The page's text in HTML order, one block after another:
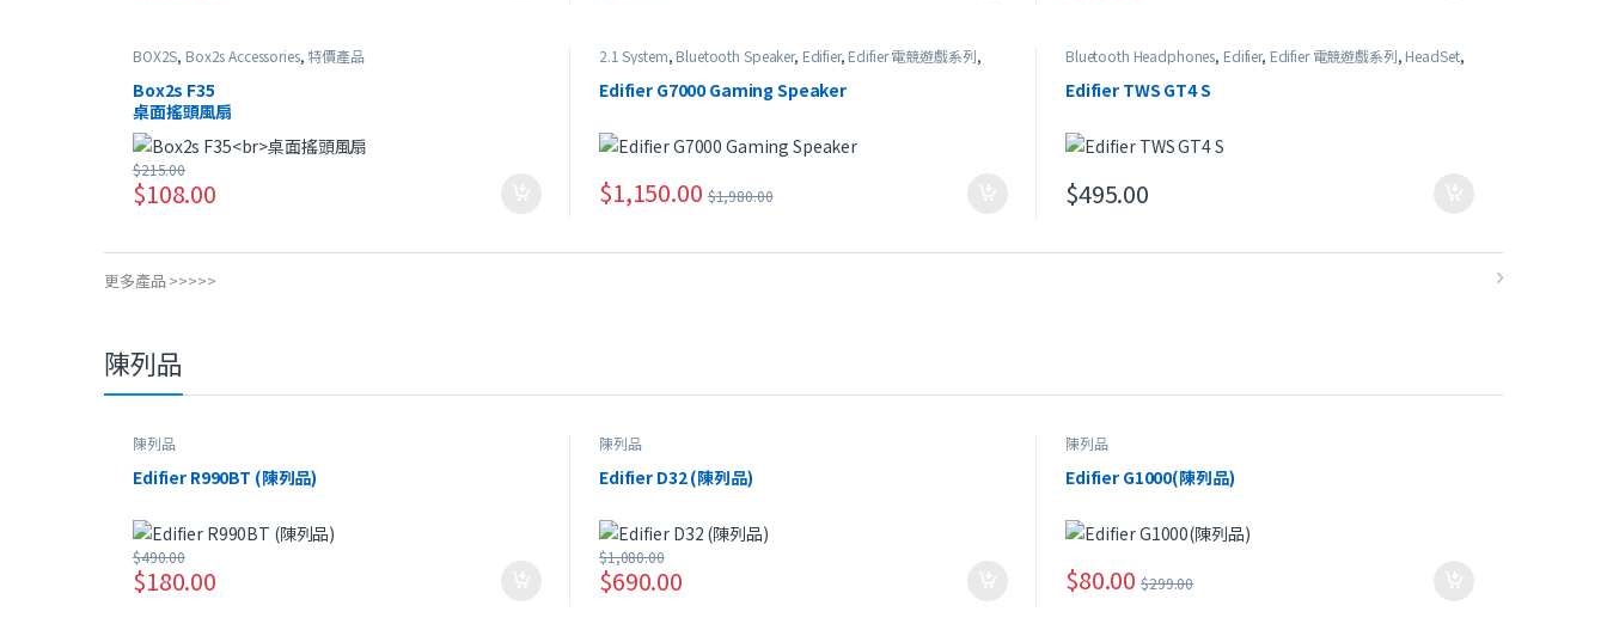
BOX2S, Box2s Accessories, 特價產品
Box2s F35
桌面搖頭風扇
$108.00
$215.00
2.1 System, Bluetooth Speaker, Edifier, Edifier 電競遊戲系列,
USB Speaker 特價產品
Edifier G7000 Gaming Speaker
$1,150.00 $1,980.00
Bluetooth Headphones, Edifier, Edifier 電競遊戲系列, HeadSet,
In-Ear Headphones 特價產品
Edifier TWS GT4 S
$495.00
更多產品 >>>>>
陳列品
陳列品
Edifier R990BT (陳列品)
$180.00
$490.00
陳列品
Edifier D32 (陳列品)
$690.00
$1,080.00
陳列品
Edifier G1000(陳列品)
$80.00 $299.00